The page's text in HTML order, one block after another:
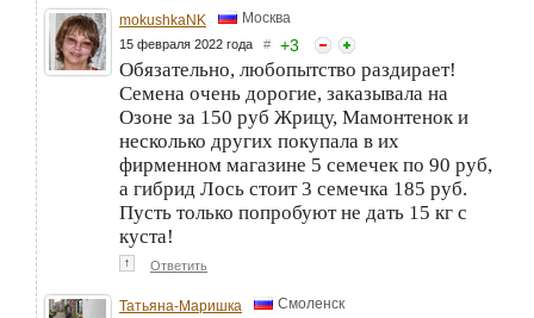
mokushkaNK Москва
15 февраля 2022 года # +3
Обязательно, любопытство раздирает!
Семена очень дорогие, заказывала на
Озоне за 150 руб Жрицу, Мамонтенок и
несколько других покупала в их
фирменном магазине 5 семечек по 90 руб,
а гибрид Лось стоит 3 семечка 185 руб.
Пусть только попробуют не дать 15 кг с
куста!
↑ Ответить
Татьяна-Маришка Смоленск